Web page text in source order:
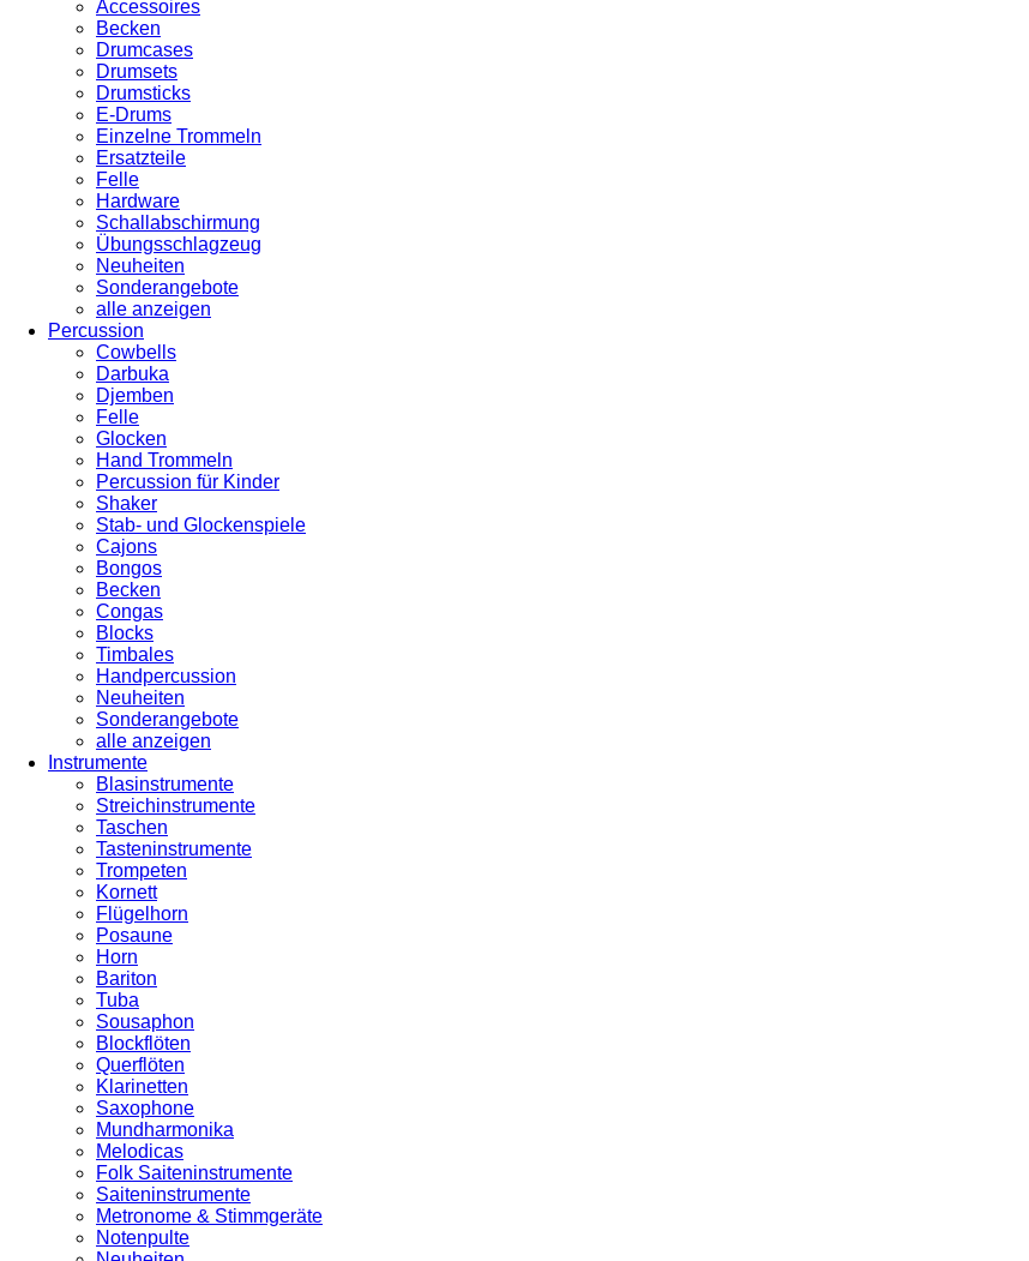
Accessoires
Becken
Drumcases
Drumsets
Drumsticks
E-Drums
Einzelne Trommeln
Ersatzteile
Felle
Hardware
Schallabschirmung
Übungsschlagzeug
Neuheiten
Sonderangebote
alle anzeigen
Percussion
Cowbells
Darbuka
Djemben
Felle
Glocken
Hand Trommeln
Percussion für Kinder
Shaker
Stab- und Glockenspiele
Cajons
Bongos
Becken
Congas
Blocks
Timbales
Handpercussion
Neuheiten
Sonderangebote
alle anzeigen
Instrumente
Blasinstrumente
Streichinstrumente
Taschen
Tasteninstrumente
Trompeten
Kornett
Flügelhorn
Posaune
Horn
Bariton
Tuba
Sousaphon
Blockflöten
Querflöten
Klarinetten
Saxophone
Mundharmonika
Melodicas
Folk Saiteninstrumente
Saiteninstrumente
Metronome & Stimmgeräte
Notenpulte